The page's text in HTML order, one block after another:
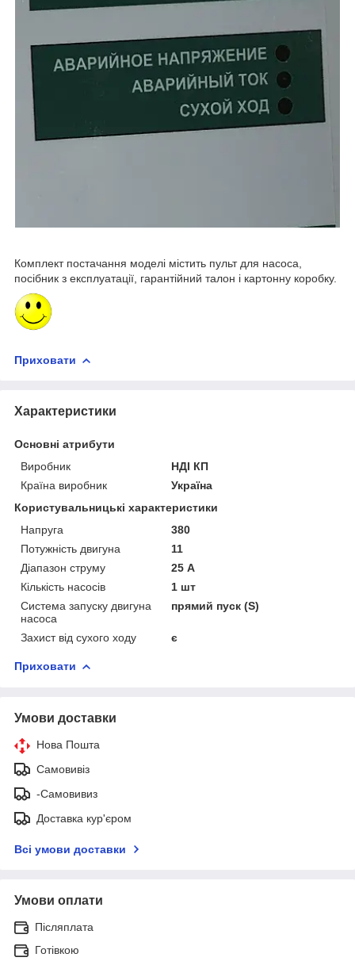
Комплект постачання моделі містить пульт для насоса,
посібник з експлуатації, гарантійний талон і картонну коробку.
Приховати
Характеристики
Основні атрибути
Виробник
НДІ КП
Країна виробник
Україна
Користувальницькі характеристики
Напруга
380
Потужність двигуна
11
Діапазон струму
25 А
Кількість насосів
1 шт
Система запуску двигуна
насоса
прямий пуск (S)
Захист від сухого ходу є
Приховати
Умови доставки
Нова Пошта
Самовивіз
-Самовивиз
Доставка кур'єром
Всі умови доставки
Умови оплати
Післяплата
Готівкою